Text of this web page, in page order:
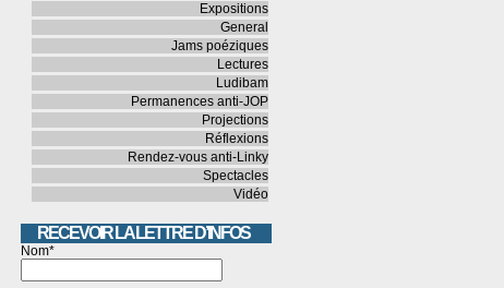
Expositions
General
Jams poéziques
Lectures
Ludibam
Permanences anti-JOP
Projections
Réflexions
Rendez-vous anti-Linky
Spectacles
Vidéo
RECEVOIR LA LETTRE D’INFOS
Nom*